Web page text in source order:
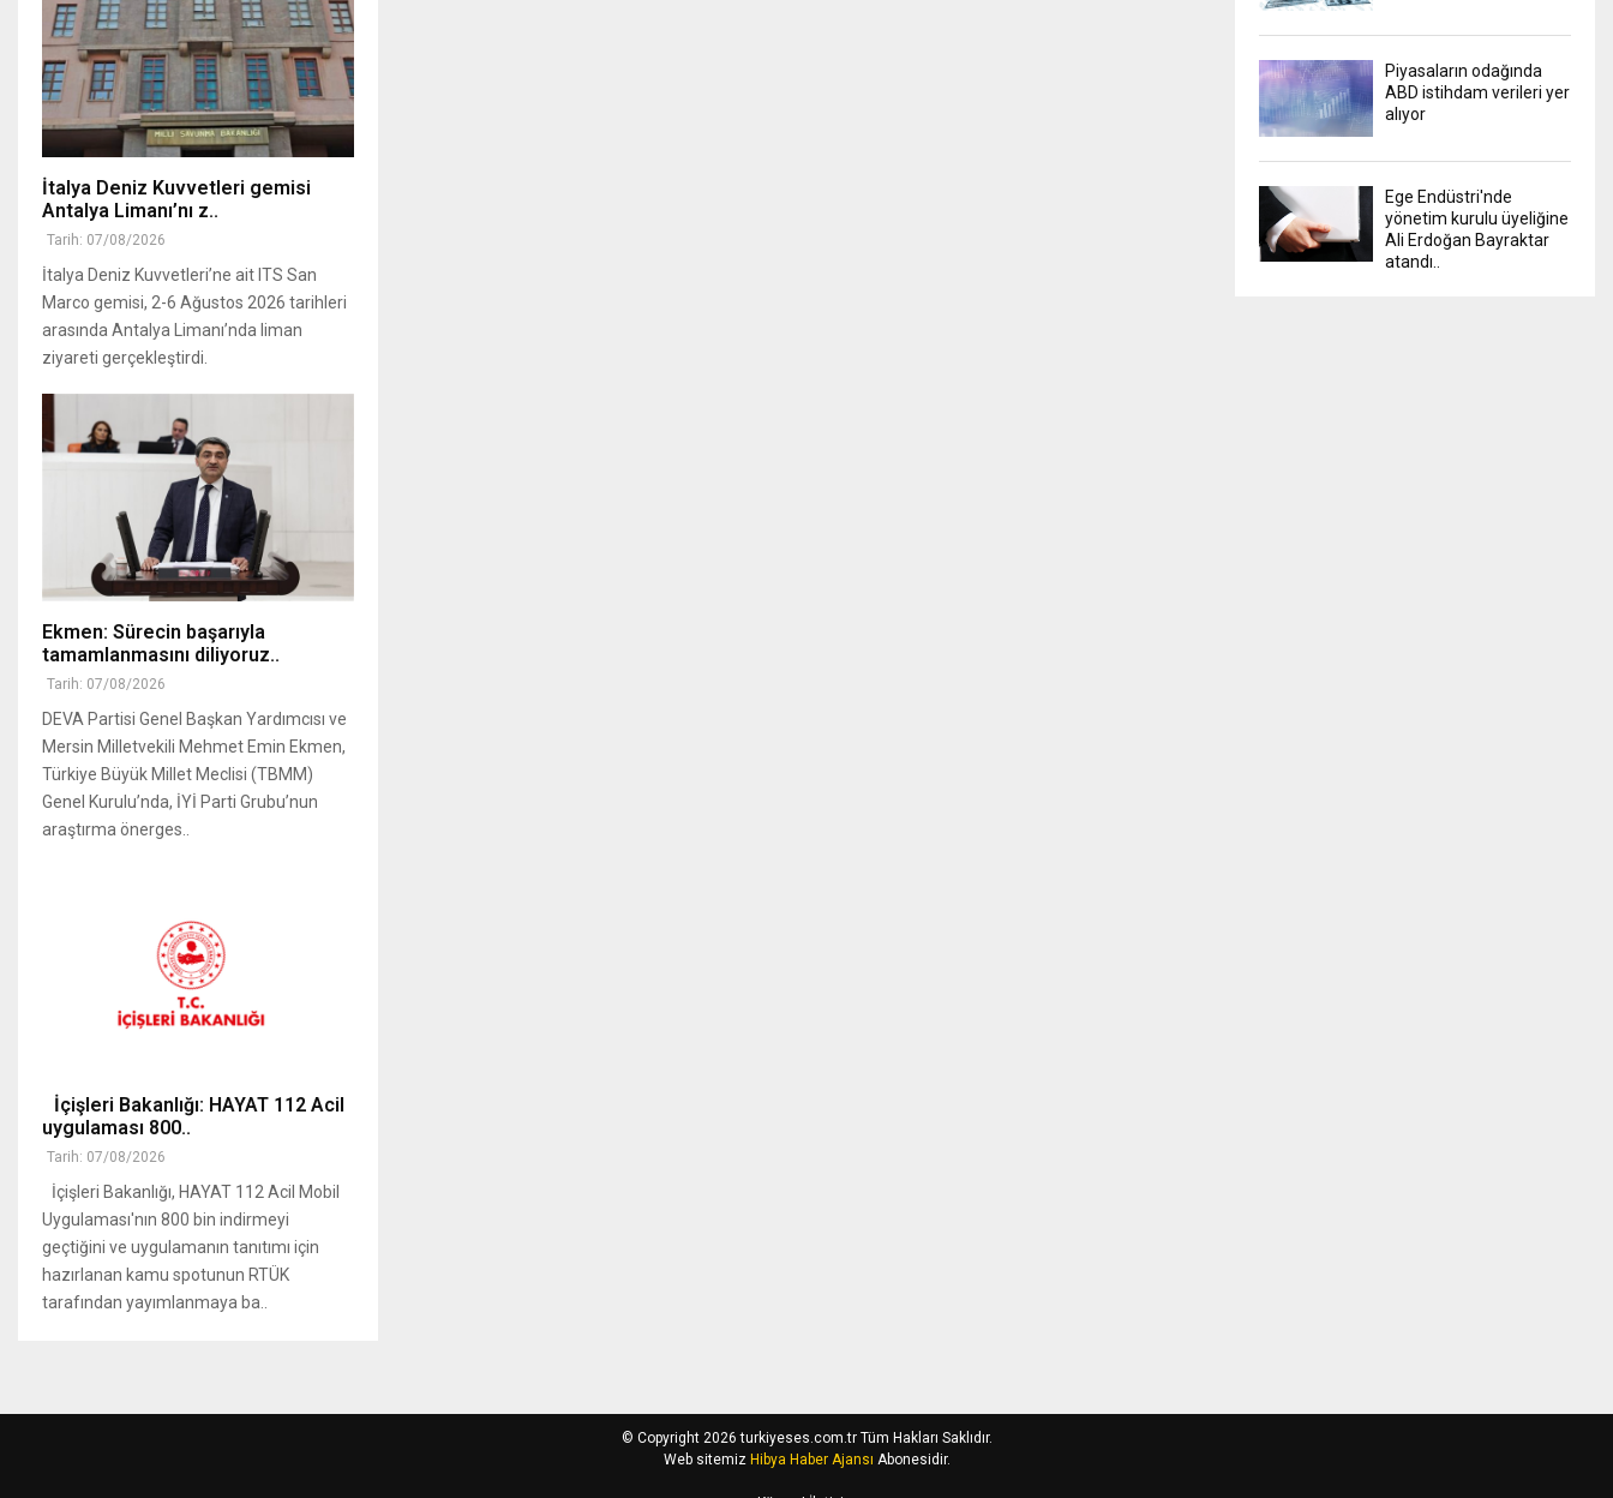
İtalya Deniz Kuvvetleri gemisi
Antalya Limanı’nı z..
Tarih: 07/08/2026
İtalya Deniz Kuvvetleri’ne ait ITS San
Marco gemisi, 2-6 Ağustos 2026 tarihleri
arasında Antalya Limanı’nda liman
ziyareti gerçekleştirdi.
Ekmen: Sürecin başarıyla
tamamlanmasını diliyoruz..
Tarih: 07/08/2026
DEVA Partisi Genel Başkan Yardımcısı ve
Mersin Milletvekili Mehmet Emin Ekmen,
Türkiye Büyük Millet Meclisi (TBMM)
Genel Kurulu’nda, İYİ Parti Grubu’nun
araştırma önerges..
İçişleri Bakanlığı: HAYAT 112 Acil
uygulaması 800..
Tarih: 07/08/2026
İçişleri Bakanlığı, HAYAT 112 Acil Mobil
Uygulaması'nın 800 bin indirmeyi
geçtiğini ve uygulamanın tanıtımı için
hazırlanan kamu spotunun RTÜK
tarafından yayımlanmaya ba..
Piyasaların odağında
ABD istihdam verileri yer
alıyor
Ege Endüstri'nde
yönetim kurulu üyeliğine
Ali Erdoğan Bayraktar
atandı..
© Copyright 2026 turkiyeses.com.tr Tüm Hakları Saklıdır.
Web sitemiz Hibya Haber Ajansı Abonesidir.